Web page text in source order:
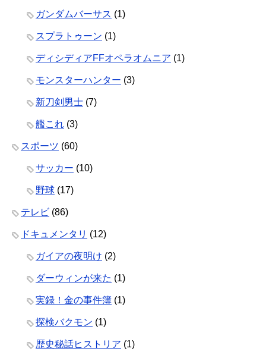
ガンダムバーサス (1)
スプラトゥーン (1)
ディシディアFFオペラオムニア (1)
モンスターハンター (3)
新刀剣男士 (7)
艦これ (3)
スポーツ (60)
サッカー (10)
野球 (17)
テレビ (86)
ドキュメンタリ (12)
ガイアの夜明け (2)
ダーウィンが来た (1)
実録！金の事件簿 (1)
探検バクモン (1)
歴史秘話ヒストリア (1)